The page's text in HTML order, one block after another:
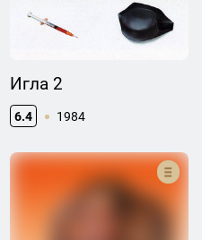
Игла 2
6.4 1984